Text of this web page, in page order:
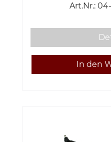
Art.Nr.: